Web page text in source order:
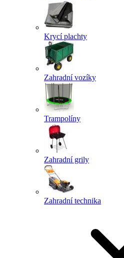
Krycí plachty
Zahradní vozíky
Trampolíny
Zahradní grily
Zahradní technika